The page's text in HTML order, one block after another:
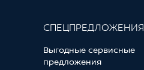
СПЕЦПРЕДЛОЖЕНИЯ
Выгодные сервисные
предложения